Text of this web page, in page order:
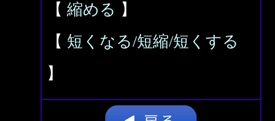
【 縮める 】
【 短くなる/短縮/短くする
】